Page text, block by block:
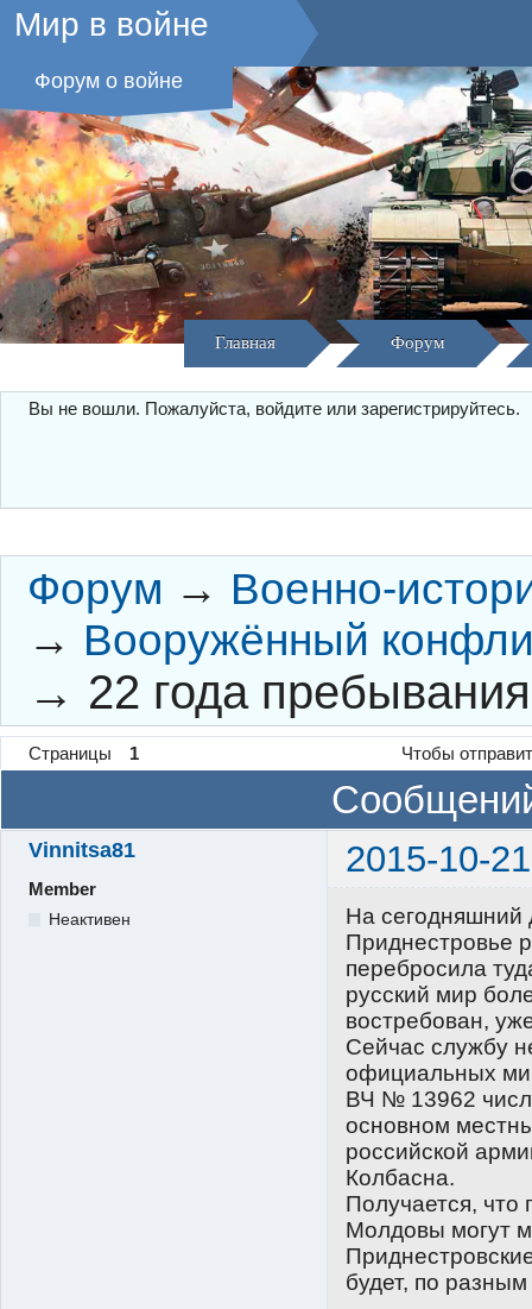
Мир в войне
Форум о войне
Главная Форум
Вы не вошли. Пожалуйста, войдите или зарегистрируйтесь.
Форум → Военно-
→ Вооружённый
→ 22 года
Страницы 1 Чтобы
Vinnitsa81 2015-10-
Member
Неактивен
На сегодняшний
Приднестровье
перебросила
русский мир
востребован,
Сейчас службу
официальных
ВЧ № 13962
основном
российской
Колбасна.
Получается,
Молдовы могут
будет, по